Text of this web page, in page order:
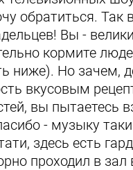
обратиться. Так
Вы -
кормите
ниже). Но зачем,
вкусовым
вы пытаетесь
- музыку
здесь есть
проходил в зал